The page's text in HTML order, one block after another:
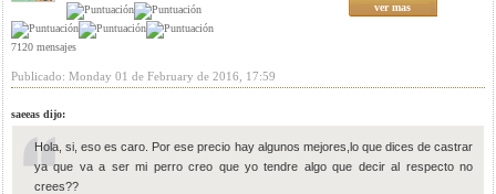
7120 mensajes
ver mas
Publicado: Monday 01 de February de 2016, 17:59
saeeas dijo:
Hola, si, eso es caro. Por ese precio hay algunos mejores,lo que dices de castrar
ya que va a ser mi perro creo que yo tendre algo que decir al respecto no
crees??